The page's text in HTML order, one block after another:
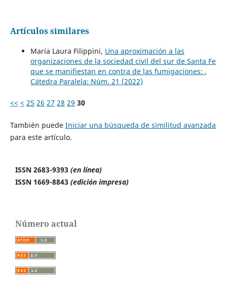
Artículos similares
María Laura Filippini, Una aproximación a las
organizaciones de la sociedad civil del sur de Santa Fe
que se manifiestan en contra de las fumigaciones: ,
Cátedra Paralela: Núm. 21 (2022)
<< < 25 26 27 28 29 30
También puede Iniciar una búsqueda de similitud avanzada
para este artículo.
ISSN 2683-9393 (en línea)
ISSN 1669-8843 (edición impresa)
Número actual